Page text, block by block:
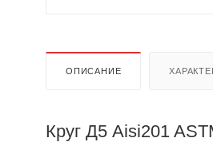
ОПИСАНИЕ
Круг Д5 Aisi201